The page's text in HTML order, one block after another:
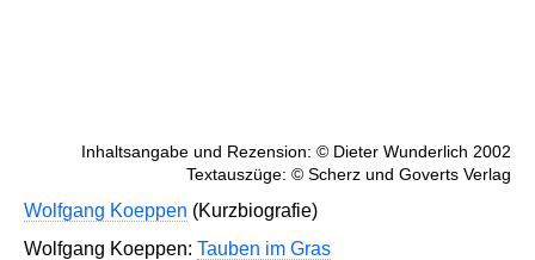
Inhaltsangabe und Rezension: © Dieter Wunderlich 2002
Textauszüge: © Scherz und Goverts Verlag
Wolfgang Koeppen (Kurzbiografie)
Wolfgang Koeppen: Tauben im Gras